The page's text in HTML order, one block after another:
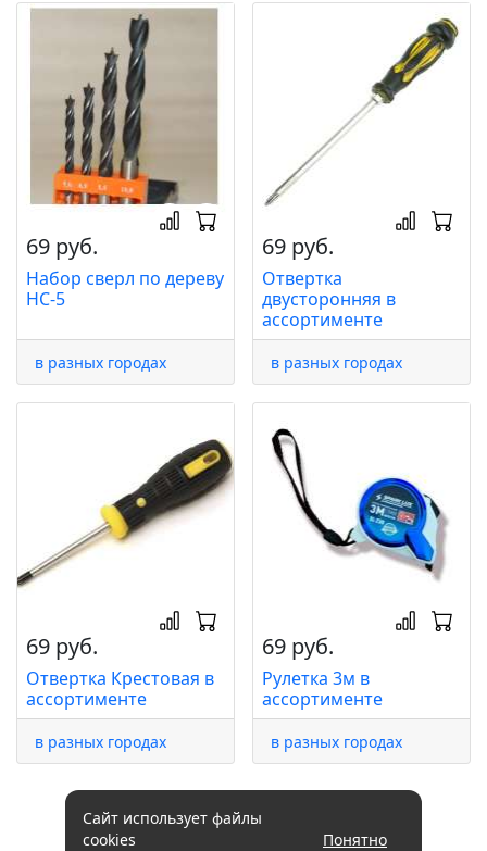
69 руб.
Набор сверл по дереву
НС-5
в разных городах
69 руб.
Отвертка
двусторонняя в
ассортименте
в разных городах
69 руб.
Отвертка Крестовая в
ассортименте
в разных городах
69 руб.
Рулетка 3м в
ассортименте
в разных городах
Сайт использует файлы
cookies
Понятно